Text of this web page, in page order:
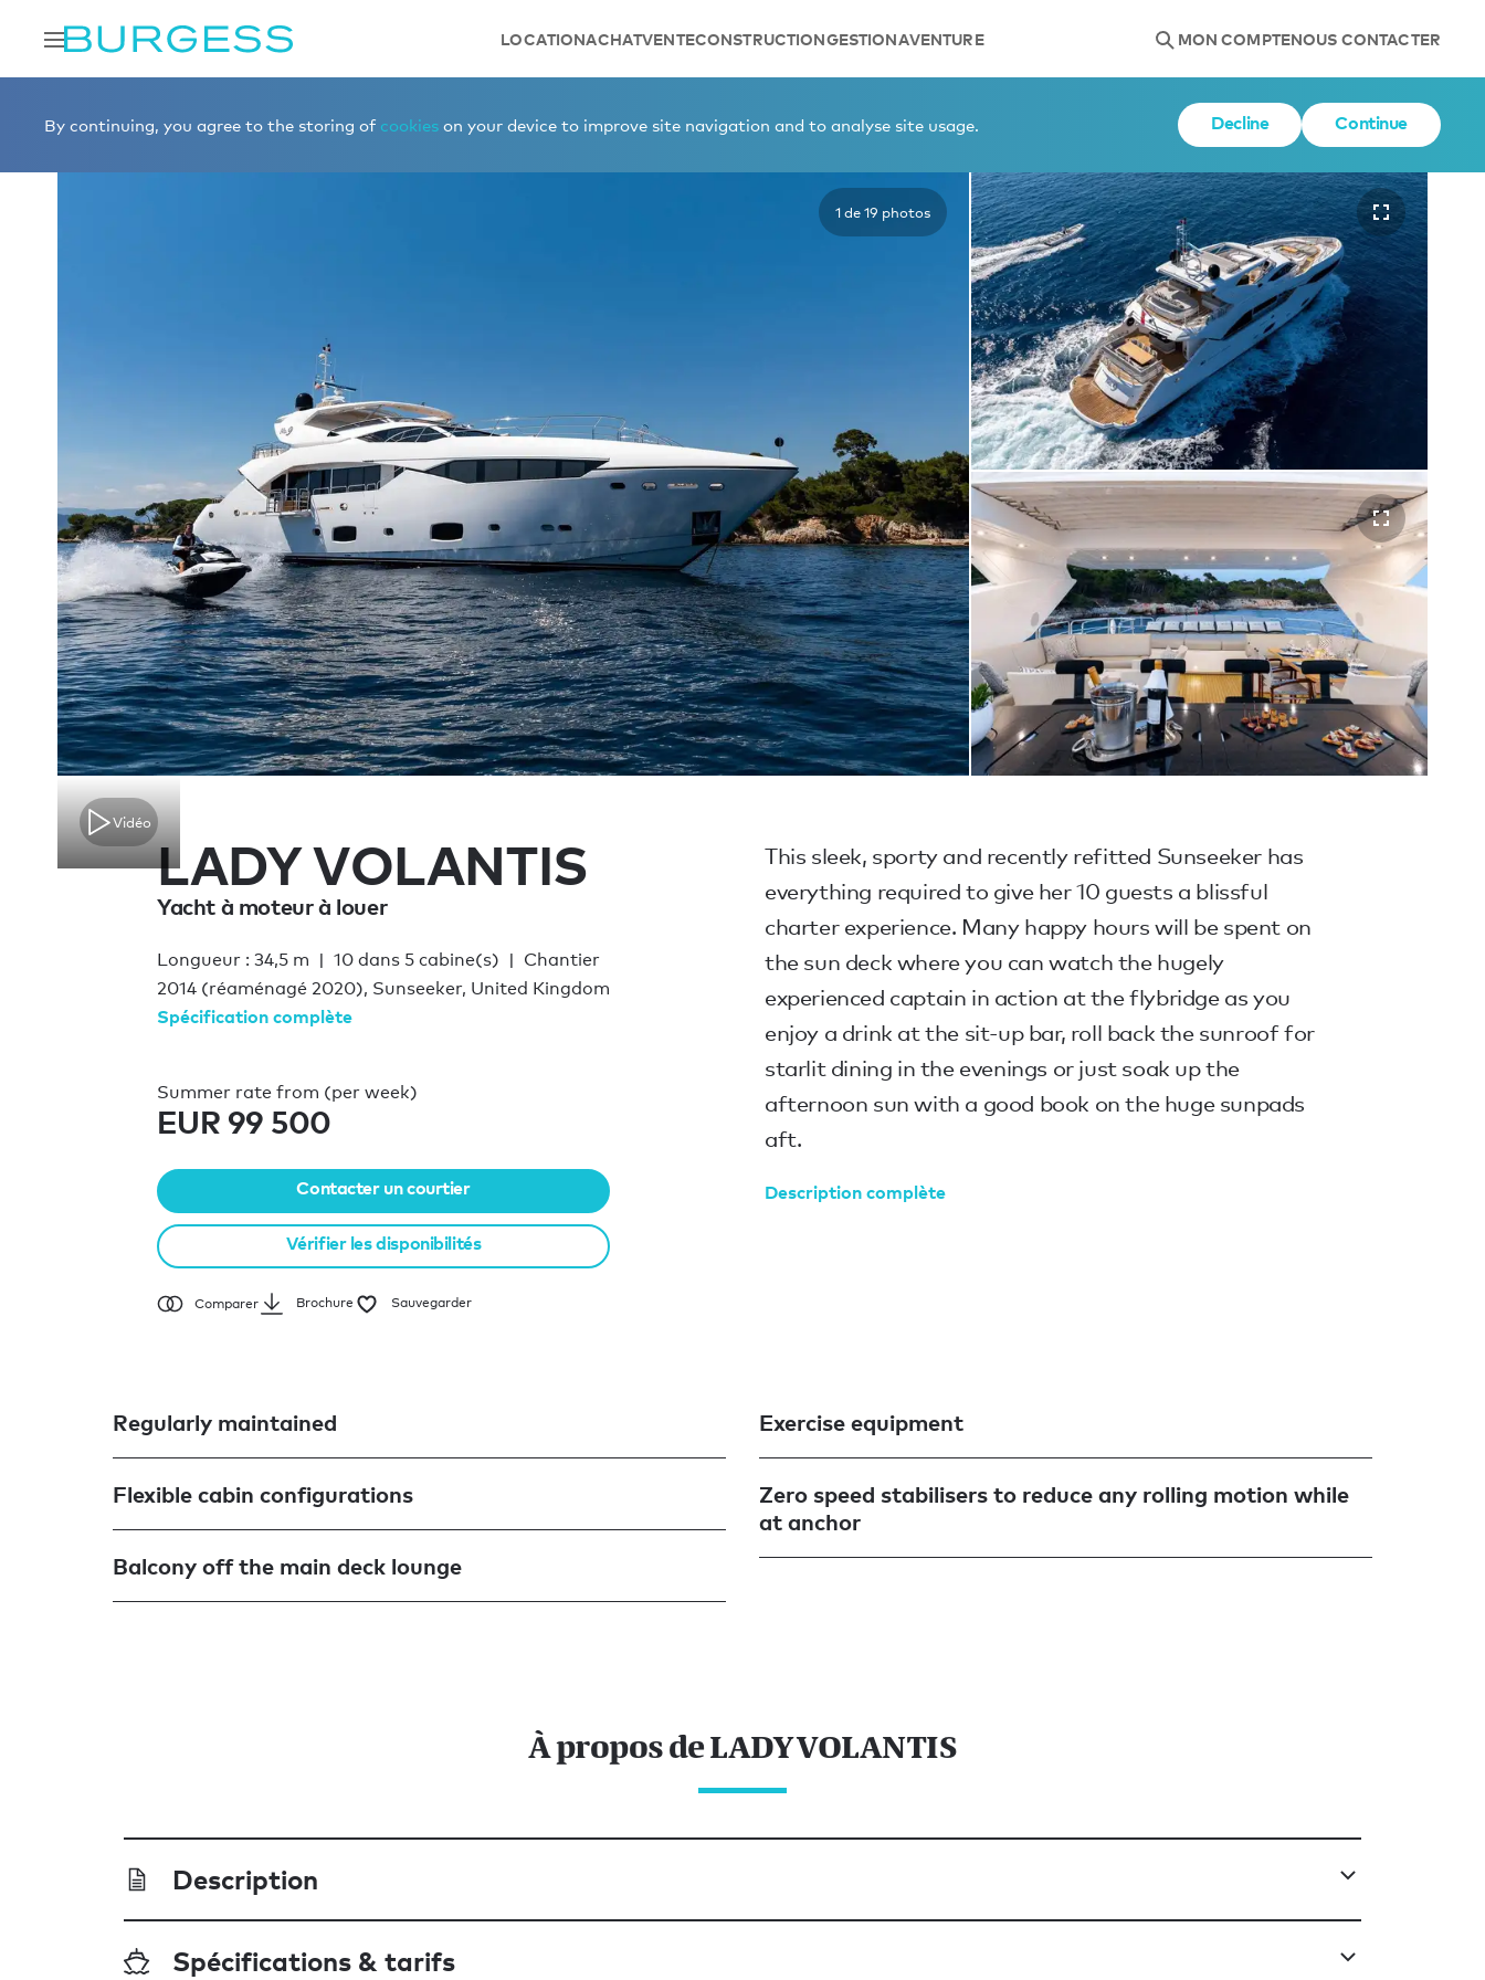
LOCATIONACHATVENTECONSTRUCTIONGESTIONAVENTURE MON COMPTENOUS CONTACTER
By continuing, you agree to the storing of cookies on your device to improve site navigation and to analyse site usage. Decline Continue
1 de 19 photos
Vidéo
LADY VOLANTIS
Yacht à moteur à louer
Longueur : 34,5 m 10 dans 5 cabine(s)
Chantier
2014 (réaménagé 2020), Sunseeker, United Kingdom
Spécification complète
Summer rate from (per week)
EUR 99 500
Contacter un courtier
Vérifier les disponibilités
Comparer Brochure Sauvegarder
This sleek, sporty and recently refitted Sunseeker has
everything required to give her 10 guests a blissful
charter experience. Many happy hours will be spent on
the sun deck where you can watch the hugely
experienced captain in action at the flybridge as you
enjoy a drink at the sit-up bar, roll back the sunroof for
starlit dining in the evenings or just soak up the
afternoon sun with a good book on the huge sunpads
aft.
Description complète
Regularly maintained
Flexible cabin configurations
Balcony off the main deck lounge
Exercise equipment
Zero speed stabilisers to reduce any rolling motion while
at anchor
À propos de LADY VOLANTIS
Description
Spécifications & tarifs